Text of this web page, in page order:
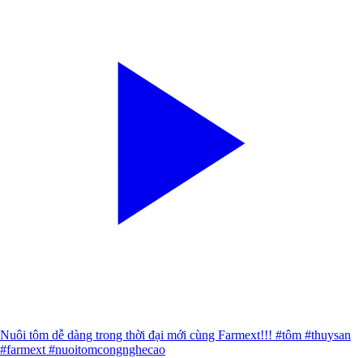
Nuôi tôm dễ dàng trong thời đại mới cùng Farmext!!! #tôm #thuysan
#farmext #nuoitomcongnghecao